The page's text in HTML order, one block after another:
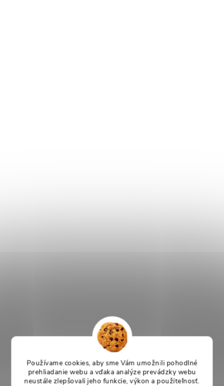
Používame cookies, aby sme Vám umožnili pohodlné
prehliadanie webu a vďaka analýze prevádzky webu
neustále zlepšovali jeho funkcie, výkon a použiteľnosť.